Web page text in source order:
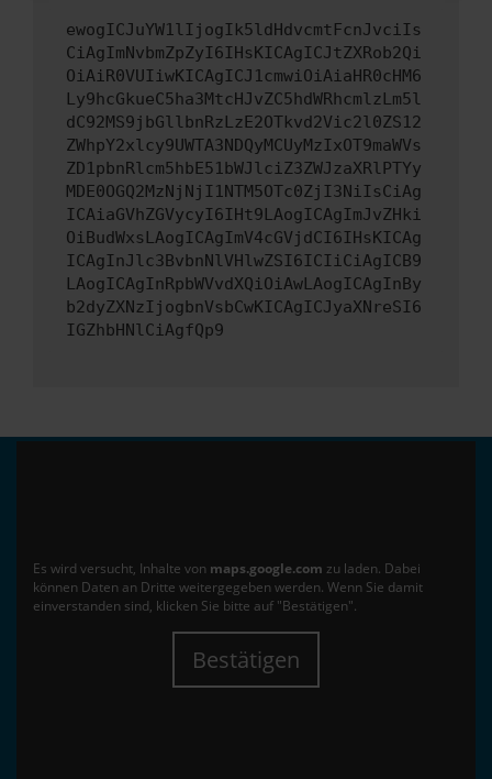
ewogICJuYW1lIjogIk5ldHdvcmtFcnJvciIs
CiAgImNvbmZpZyI6IHsKICAgICJtZXRob2Qi
OiAiR0VUIiwKICAgICJ1cmwiOiAiaHR0cHM6
Ly9hcGkueC5ha3MtcHJvZC5hdWRhcmlzLm5l
dC92MS9jbGllbnRzLzE2OTkvd2Vic2l0ZS12
ZWhpY2xlcy9UWTA3NDQyMCUyMzIxOT9maWVs
ZD1pbnRlcm5hbE51bWJlciZ3ZWJzaXRlPTYy
MDE0OGQ2MzNjNjI1NTM5OTc0ZjI3NiIsCiAg
ICAiaGVhZGVycyI6IHt9LAogICAgImJvZHki
OiBudWxsLAogICAgImV4cGVjdCI6IHsKICAg
ICAgInJlc3BvbnNlVHlwZSI6ICIiCiAgICB9
LAogICAgInRpbWVvdXQiOiAwLAogICAgInBy
b2dyZXNzIjogbnVsbCwKICAgICJyaXNreSI6
IGZhbHNlCiAgfQp9
Es wird versucht, Inhalte von maps.google.com zu laden. Dabei
können Daten an Dritte weitergegeben werden. Wenn Sie damit
einverstanden sind, klicken Sie bitte auf "Bestätigen".
Bestätigen